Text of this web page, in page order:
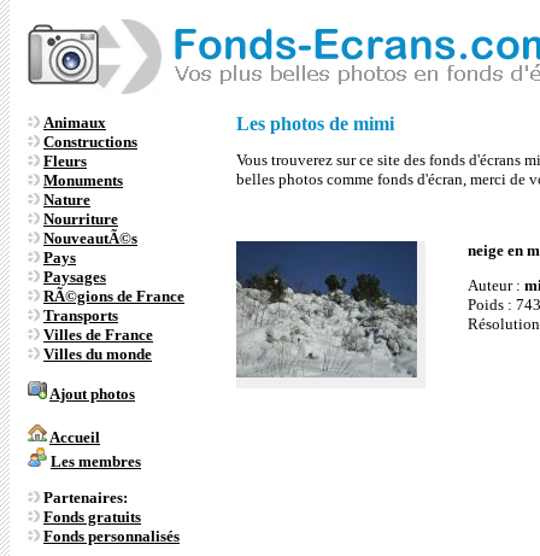
Animaux
Constructions
Fleurs
Monuments
Nature
Nourriture
NouveautÃ©s
Pays
Paysages
RÃ©gions de France
Transports
Villes de France
Villes du monde
Ajout photos
Accueil
Les membres
Partenaires:
Fonds gratuits
Fonds personnalisés
Les photos de mimi
Vous trouverez sur ce site des fonds d'écrans
belles photos comme fonds d'écran, merci de
neige en
Auteur :
Poids :